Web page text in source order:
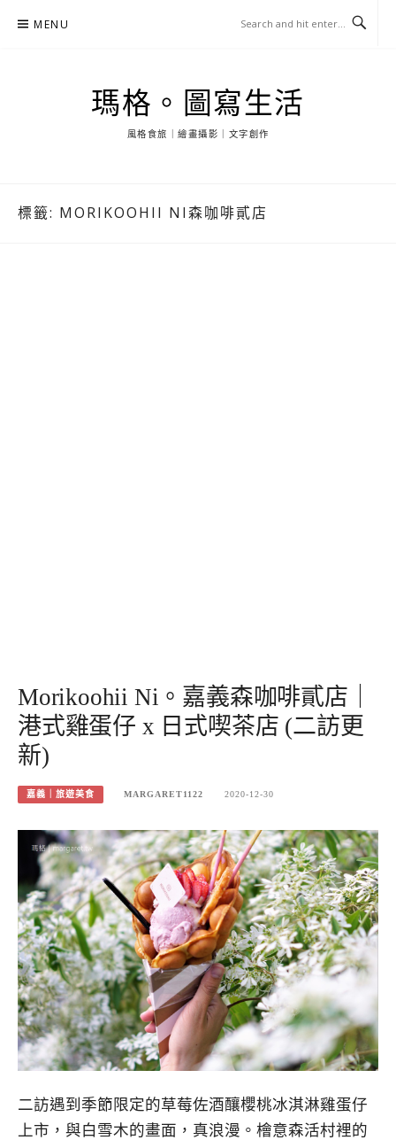
MENU
瑪格。圖寫生活
風格食旅｜繪畫攝影｜文字創作
標籤: MORIKOOHII NI森咖啡貳店
Morikoohii Ni。嘉義森咖啡貳店｜
港式雞蛋仔 x 日式喫茶店 (二訪更
新)
嘉義｜旅遊美食 MARGARET1122 2020-12-30
二訪遇到季節限定的草莓佐酒釀櫻桃冰淇淋雞蛋仔
上市，與白雪木的畫面，真浪漫。檜意森活村裡的